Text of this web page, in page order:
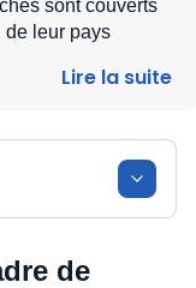
sont couverts
de leur pays
Lire la suite
de